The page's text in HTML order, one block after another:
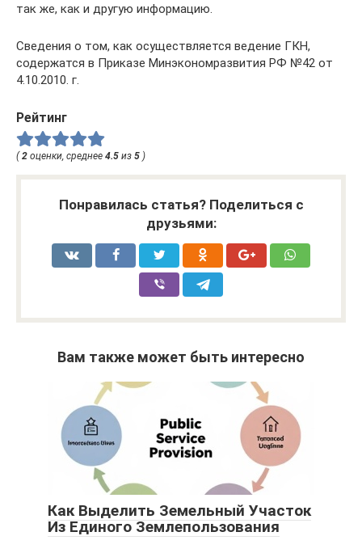
так же, как и другую информацию.
Сведения о том, как осуществляется ведение ГКН,
содержатся в Приказе Минэкономразвития РФ №42 от
4.10.2010. г.
Рейтинг
(2 оценки, среднее 4.5 из 5 )
Понравилась статья? Поделиться с
друзьями:
Вам также может быть интересно
Как Выделить Земельный Участок
Из Единого Землепользования